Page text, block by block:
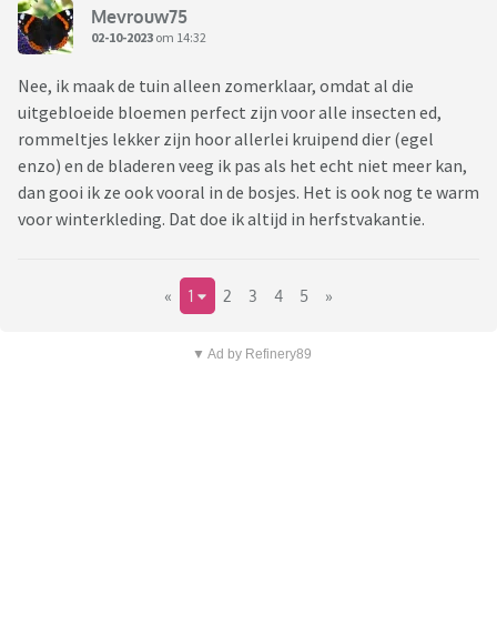
Mevrouw75
02-10-2023 om 14:32
Nee, ik maak de tuin alleen zomerklaar, omdat al die
uitgebloeide bloemen perfect zijn voor alle insecten ed,
rommeltjes lekker zijn hoor allerlei kruipend dier (egel
enzo) en de bladeren veeg ik pas als het echt niet meer kan,
dan gooi ik ze ook vooral in de bosjes. Het is ook nog te warm
voor winterkleding. Dat doe ik altijd in herfstvakantie.
« 1 2 3 4 5 »
▼ Ad by Refinery89